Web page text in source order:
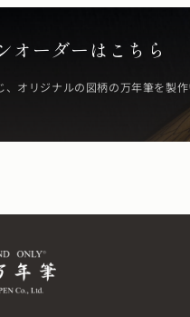
オーダーはこちら
、オリジナルの図柄の万年筆を製